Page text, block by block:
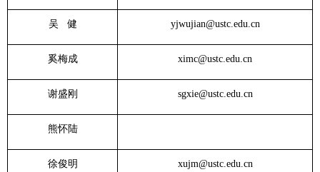
吴 健 yjwujian@ustc.edu.cn
奚梅成 ximc@ustc.edu.cn
谢盛刚 sgxie@ustc.edu.cn
熊怀陆
徐俊明 xujm@ustc.edu.cn